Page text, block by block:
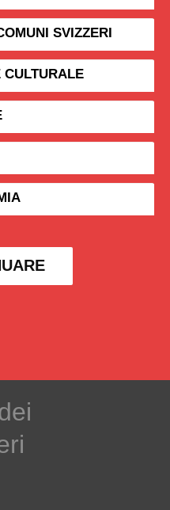
SVIZZERI
CULTURALE